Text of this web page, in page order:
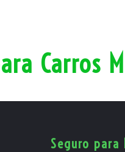
Carros
Seguro para